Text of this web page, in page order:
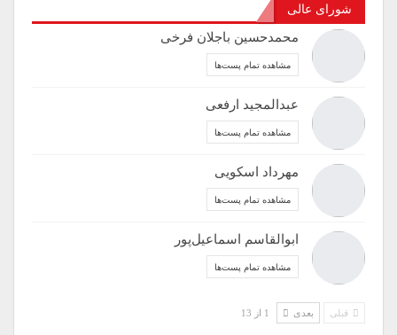
شورای عالی
محمدحسین باجلان فرخی
مشاهده تمام پست‌ها
عبدالمجید ارفعی
مشاهده تمام پست‌ها
مهرداد اسکویی
مشاهده تمام پست‌ها
ابوالقاسم اسماعیل‌پور
مشاهده تمام پست‌ها
قبلی بعدی